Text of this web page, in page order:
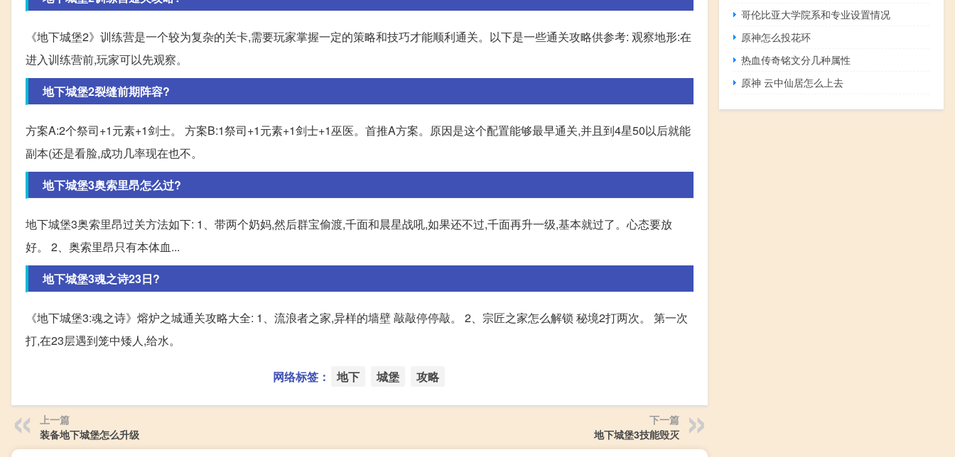
《地下城堡2》训练营是一个较为复杂的关卡,需要玩家掌握一定的策略和技巧才能顺利通关。以下是一些通关攻略供参考: 观察地形:在
进入训练营前,玩家可以先观察。
地下城堡2裂缝前期阵容?
方案A:2个祭司+1元素+1剑士。 方案B:1祭司+1元素+1剑士+1巫医。首推A方案。原因是这个配置能够最早通关,并且到4星50以后就能
副本(还是看脸,成功几率现在也不。
地下城堡3奥索里昂怎么过?
地下城堡3奥索里昂过关方法如下: 1、带两个奶妈,然后群宝偷渡,千面和晨星战吼,如果还不过,千面再升一级,基本就过了。心态要放
好。 2、奥索里昂只有本体血...
地下城堡3魂之诗23日?
《地下城堡3:魂之诗》熔炉之城通关攻略大全: 1、流浪者之家,异样的墙壁 敲敲停停敲。 2、宗匠之家怎么解锁 秘境2打两次。 第一次
打,在23层遇到笼中矮人,给水。
网络标签： 地下 城堡 攻略
上一篇
装备地下城堡怎么升级
下一篇
地下城堡3技能毁灭
哥伦比亚大学院系和专业设置情况
原神怎么投花环
热血传奇铭文分几种属性
原神 云中仙居怎么上去